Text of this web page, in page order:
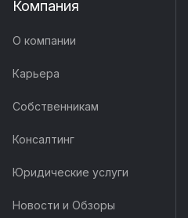
Компания
О компании
Карьера
Собственникам
Консалтинг
Юридические услуги
Новости и Обзоры